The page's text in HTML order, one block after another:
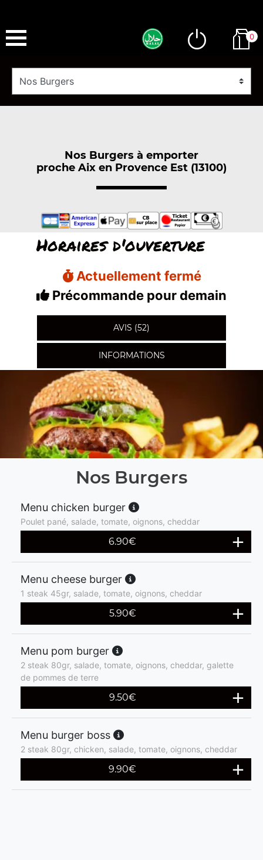
0
Nos Burgers à emporter
proche Aix en Provence Est (13100)
Horaires d'ouverture
Actuellement fermé
Précommande pour demain
AVIS (52)
INFORMATIONS
Nos Burgers
Menu chicken burger
Poulet pané, salade, tomate, oignons, cheddar
6.90€
Menu cheese burger
1 steak 45gr, salade, tomate, oignons, cheddar
5.90€
Menu pom burger
2 steak 80gr, salade, tomate, oignons, cheddar, galette
de pommes de terre
9.50€
Menu burger boss
2 steak 80gr, chicken, salade, tomate, oignons, cheddar
9.90€